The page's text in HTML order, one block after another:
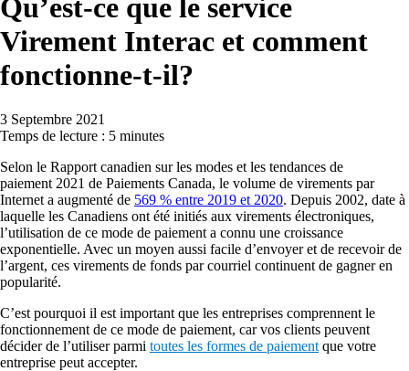
Qu’est-ce que le service
Virement Interac et comment
fonctionne-t-il?
3 Septembre 2021
Temps de lecture : 5 minutes
Selon le Rapport canadien sur les modes et les tendances de
paiement 2021 de Paiements Canada, le volume de virements par
Internet a augmenté de 569 % entre 2019 et 2020. Depuis 2002, date à
laquelle les Canadiens ont été initiés aux virements électroniques,
l’utilisation de ce mode de paiement a connu une croissance
exponentielle. Avec un moyen aussi facile d’envoyer et de recevoir de
l’argent, ces virements de fonds par courriel continuent de gagner en
popularité.
C’est pourquoi il est important que les entreprises comprennent le
fonctionnement de ce mode de paiement, car vos clients peuvent
décider de l’utiliser parmi toutes les formes de paiement que votre
entreprise peut accepter.